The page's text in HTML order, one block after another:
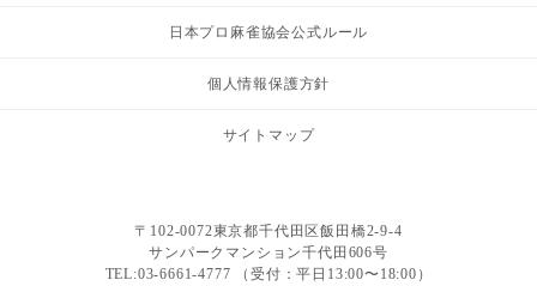
日本プロ麻雀協会公式ルール
個人情報保護方針
サイトマップ
〒102-0072東京都千代田区飯田橋2-9-4
サンパークマンション千代田606号
TEL:03-6661-4777 （受付：平日13:00〜18:00）